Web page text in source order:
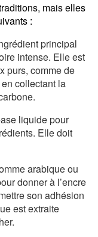
mais elles
:
intense. Elle est
purs, comme de
en collectant la
liquide pour
Elle doit
arabique ou
donner à l’encre
son adhésion
est extraite